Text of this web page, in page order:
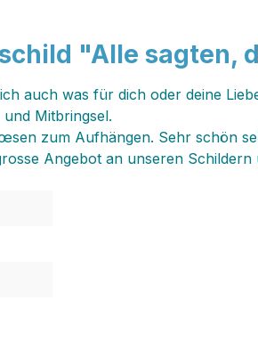
"Alle sagten,
auch was für dich oder deine
Mitbringsel.
zum Aufhängen. Sehr schön
Angebot an unseren Schildern